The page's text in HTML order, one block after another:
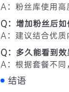
A：粉丝库使用高
Q：增加粉丝后如
A：建议结合优质
Q：多久能看到效
A：根据套餐不
结语